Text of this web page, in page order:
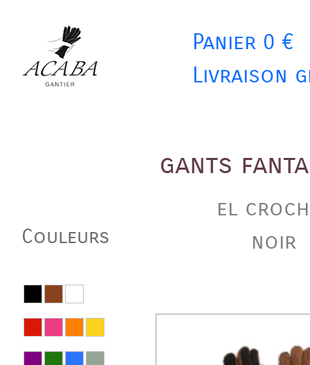
Panier 0 €
Livraison
gants
Couleurs
el
noir